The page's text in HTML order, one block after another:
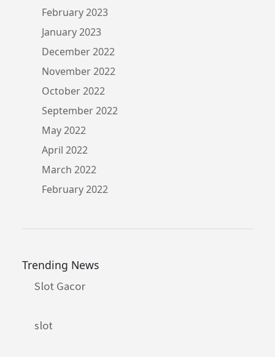
February 2023
January 2023
December 2022
November 2022
October 2022
September 2022
May 2022
April 2022
March 2022
February 2022
Trending News
Slot Gacor
slot